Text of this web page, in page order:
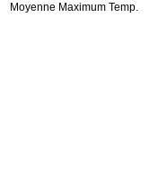
Moyenne Maximum Temp.